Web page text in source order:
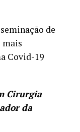
de
mais
Covid-19
Cirurgia
da